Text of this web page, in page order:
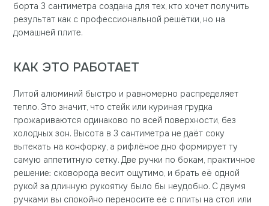
борта 3 сантиметра создана для тех, кто хочет получить
результат как с профессиональной решётки, но на
домашней плите.
КАК ЭТО РАБОТАЕТ
Литой алюминий быстро и равномерно распределяет
тепло. Это значит, что стейк или куриная грудка
прожариваются одинаково по всей поверхности, без
холодных зон. Высота в 3 сантиметра не даёт соку
вытекать на конфорку, а рифлёное дно формирует ту
самую аппетитную сетку. Две ручки по бокам, практичное
решение: сковорода весит ощутимо, и брать её одной
рукой за длинную рукоятку было бы неудобно. С двумя
ручками вы спокойно переносите её с плиты на стол или